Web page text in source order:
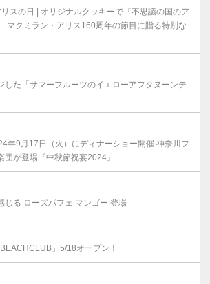
スの日 | オリジナルクッキーで『不思議の国のア
マクミラン・アリス160周年の節目に贈る特別な
した「サマーフルーツのイエローアフタヌーンテ
年9月17日（火）にディナーショー開催 神奈川フ
団が登場『中秋節祝宴2024』
じる ローズパフェ マンゴー 登場
」5/18オープン！